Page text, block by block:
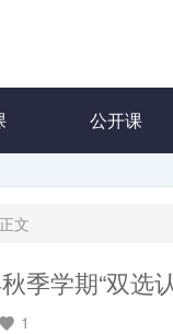
公开课
正文
季学期“双选
1